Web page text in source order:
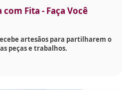
Fita - Faça Você
artesãos para partilharem o
peças e trabalhos.